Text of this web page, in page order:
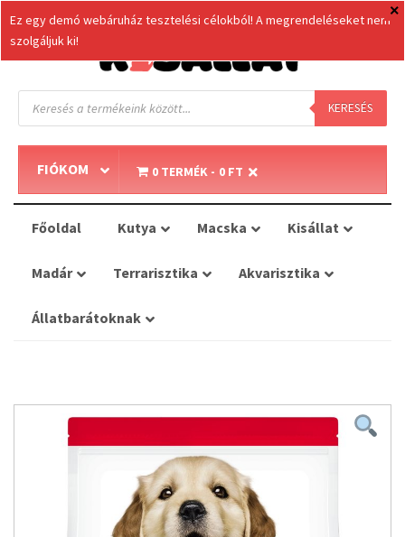
Products
search KERESÉS
FIÓKOM 0 TERMÉK 0 FT
Főoldal Kutya Macska Kisállat
Madár Terrarisztika Akvarisztika
Állatbarátoknak
Ez egy demó webáruház tesztelési célokból! A megrendeléseket nem
szolgáljuk ki!